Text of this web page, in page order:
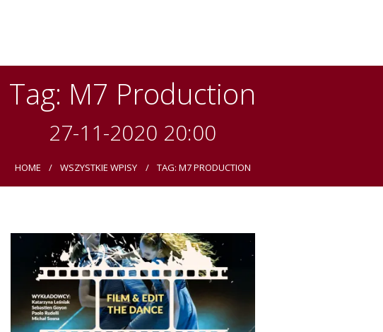
Tag: M7 Production
27-11-2020 20:00
HOME WSZYSTKIE WPISY TAG: M7 PRODUCTION